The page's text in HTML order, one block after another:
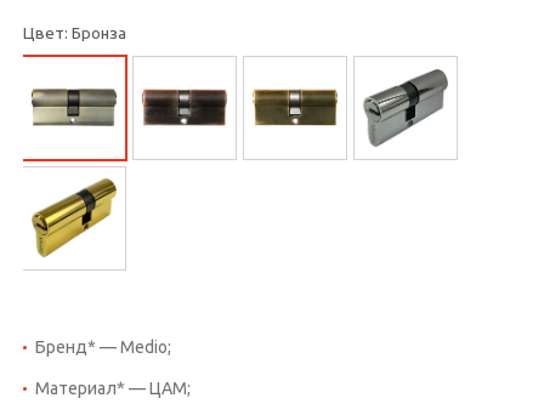
Цвет: Бронза
Бренд* — Medio;
Материал* — ЦАМ;